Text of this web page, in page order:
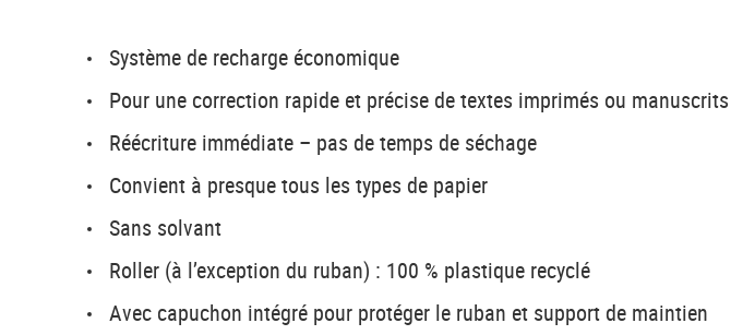
Système de recharge économique
Pour une correction rapide et précise de textes imprimés ou manuscrits
Réécriture immédiate – pas de temps de séchage
Convient à presque tous les types de papier
Sans solvant
Roller (à l’exception du ruban) : 100 % plastique recyclé
Avec capuchon intégré pour protéger le ruban et support de maintien